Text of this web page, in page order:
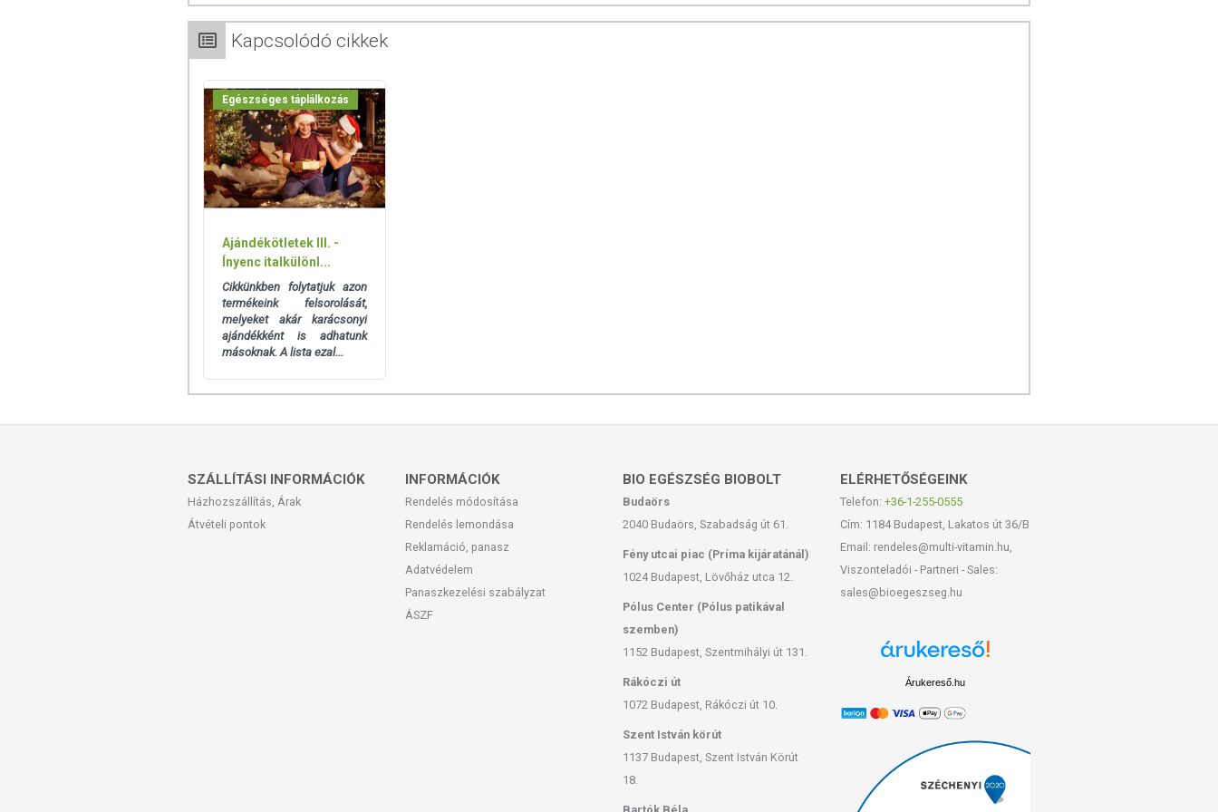
Fehérje: 3,1 g
Só: 0,098 g
TOVÁBBI TUDNIVALÓK
Tárolás: Száraz, hűvös helyen.
Minőségét megőrzi: Lásd a csomagoláson feltüntetett időpontot.
Forgalmazza: DIÉTA Bt. Hungary
Szeretnénk felhívni azonban a figyelmet, hogy ennek ellenére a webshopon szereplő adatok (beleértve a
termékfotókat, tápérték-, összetétel-, és allergén információkat is) csak tájékoztató jellegűek, a tényleges
értékek eltérhetnek az élelmiszerek természetéből adódóan. A friss, aktuális információkat a termékek
csomagolásán találják meg.
Kapcsolódó cikkek
Egészséges táplálkozás
Ajándékötletek III. -
Ínyenc italkülönl...
Cikkünkben folytatjuk azon
termékeink felsorolását,
melyeket akár karácsonyi
ajándékként is adhatunk
másoknak. A lista ezal...
SZÁLLÍTÁSI INFORMÁCIÓK
Házhozszállítás, Árak
Átvételi pontok
INFORMÁCIÓK
Rendelés módosítása
Rendelés lemondása
Reklamáció, panasz
Adatvédelem
Panaszkezelési szabályzat
ÁSZF
BIO EGÉSZSÉG BIOBOLT
Budaörs
2040 Budaörs, Szabadság út 61.
Fény utcai piac (Príma kijáratánál)
1024 Budapest, Lövőház utca 12.
Pólus Center (Pólus patikával
szemben)
1152 Budapest, Szentmihályi út 131.
Rákóczi út
1072 Budapest, Rákóczi út 10.
Szent István körút
1137 Budapest, Szent István Körút
18.
ELÉRHETŐSÉGEINK
Telefon: +36-1-255-0555
Cím: 1184 Budapest, Lakatos út 36/B
Email: rendeles@multi-vitamin.hu,
Viszonteladói - Partneri - Sales:
sales@bioegeszseg.hu
Árukereső.hu